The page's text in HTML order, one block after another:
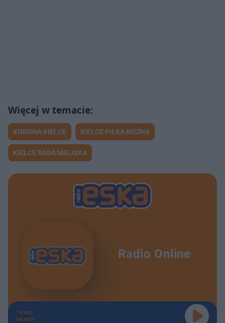
KORONA KIELCE KIELCE PIŁKA NOŻNA
KIELCE RADA MIEJSKA
Radio Online
TERAZ
GRAMY